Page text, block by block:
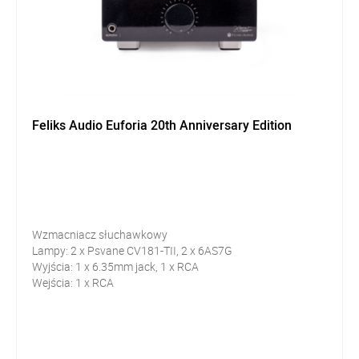
Feliks Audio Euforia 20th Anniversary Edition
Wzmacniacz słuchawkowy
Lampy: 2 x Psvane CV181-TII, 2 x 6AS7G
Wyjścia: 1 x 6.35mm jack, 1 x RCA
Wejścia: 1 x RCA